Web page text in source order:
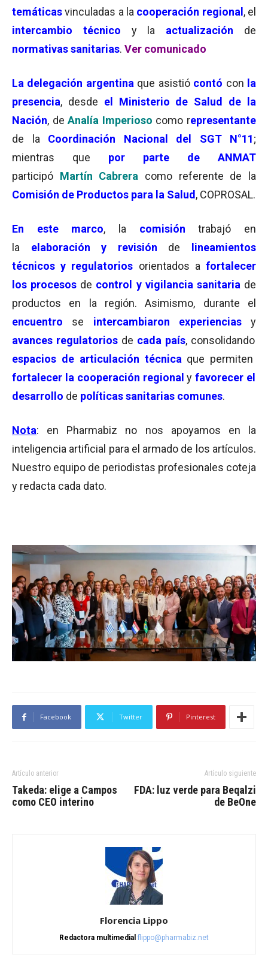
temáticasvinculadas a la cooperación regional , el
intercambio técnico y la actualización de
normativas sanitarias. Ver comunicado
La delegación argentina que asistiócontó con la
presencia, desde el Ministerio de Salud de la
Nación, de Analía Imperioso como representante
de la Coordinación Nacional del SGT N°11;
mientras que por parte de ANMAT
participó Martín Cabrera
como referente de la
Comisión de Productos para la Salud , COPROSAL.
En este marco, la comisión trabajó en
la elaboración y revisión de
lineamientos
técnicos y regulatorios orientados afortalecer
los procesos de control y vigilancia sanitaria de
productos en la región. Asimismo, durante el
encuentro se intercambiaron experiencias y
avances regulatorios de cada país, consolidando
espacios de articulación técnica que permiten
fortalecer la cooperación regional yfavorecer el
desarrollo de políticas sanitarias comunes.
Nota: en Pharmabiz no nos apoyamos en la
inteligencia artificial para el armado de los artículos.
Nuestro equipo de periodistas profesionales coteja
y redacta cada dato.
Facebook Twitter Pinterest
Artículo anterior
Takeda: elige a Campos
como CEO interino
Artículo siguiente
FDA: luz verde para Beqalzi
de BeOne
Florencia Lippo
Redactora multimedial flippo@pharmabiz.net